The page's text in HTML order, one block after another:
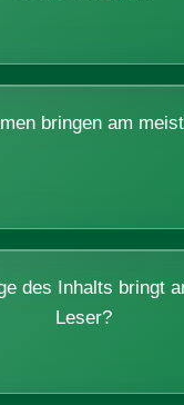
bringen am
des Inhalts bringt
Leser?